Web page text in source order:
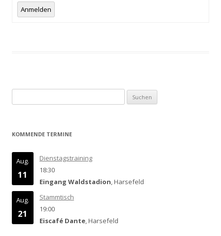
Anmelden
nach:
KOMMENDE TERMINE
Aug.
11
Dienstagstraining
18:30
Eingang Waldstadion, Harsefeld
Aug.
21
Stammtisch
19:00
Eiscafé Dante, Harsefeld